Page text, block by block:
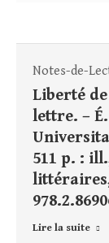
Notes-de-
Liberté
lettre. –
511 p. :
littéraires,
Lire la suite